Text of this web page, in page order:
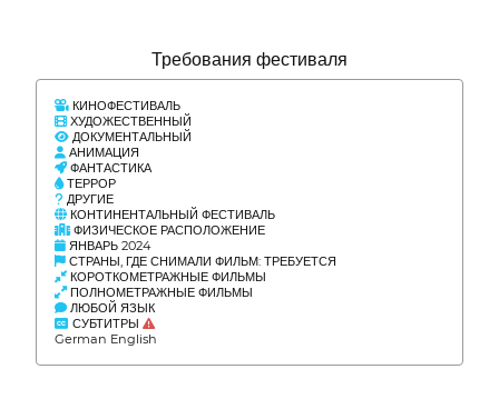
Требования фестиваля
КИНОФЕСТИВАЛЬ
ХУДОЖЕСТВЕННЫЙ
ДОКУМЕНТАЛЬНЫЙ
АНИМАЦИЯ
ФАНТАСТИКА
ТЕРРОР
ДРУГИЕ
КОНТИНЕНТАЛЬНЫЙ ФЕСТИВАЛЬ
ФИЗИЧЕСКОЕ РАСПОЛОЖЕНИЕ
ЯНВАРЬ 2024
СТРАНЫ, ГДЕ СНИМАЛИ ФИЛЬМ: ТРЕБУЕТСЯ
КОРОТКОМЕТРАЖНЫЕ ФИЛЬМЫ
ПОЛНОМЕТРАЖНЫЕ ФИЛЬМЫ
ЛЮБОЙ ЯЗЫК
СУБТИТРЫ
German English